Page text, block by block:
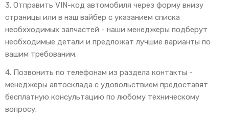
3. Отправить VIN-код автомобиля через форму внизу
страницы или в наш вайбер с указанием списка
необхходимых запчастей - наши менеджеры подберут
необходимые детали и предложат лучшие варианты по
вашим требованим.
4. Позвонить по телефонам из раздела контакты -
менеджеры автосклада с удовольствием предоставят
бесплатную консультацию по любому техническому
вопросу.